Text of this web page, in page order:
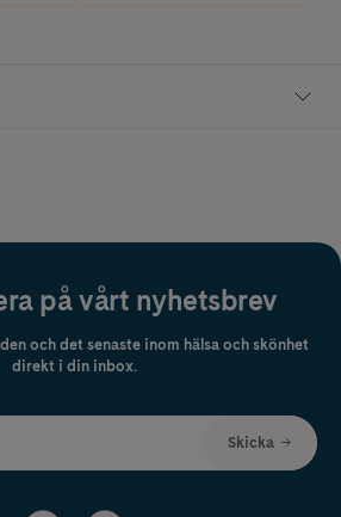
på vårt nyhetsbrev
och det senaste inom hälsa och skönhet
direkt i din inbox.
Skicka